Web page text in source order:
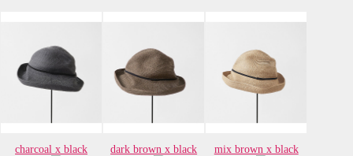
charcoal x black dark brown x black mix brown x black